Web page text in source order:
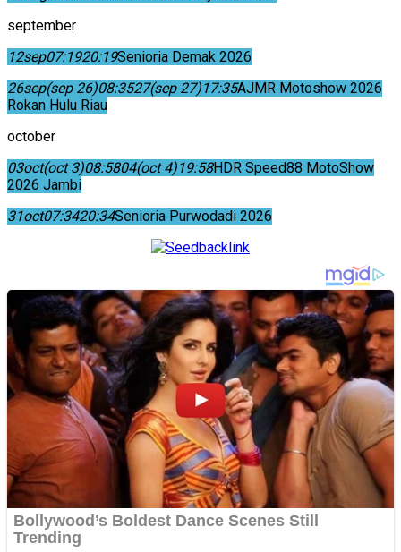
september
12sep07:1920:19Senioria Demak 2026
26sep(sep 26)08:3527(sep 27)17:35AJMR Motoshow 2026
Rokan Hulu Riau
october
03oct(oct 3)08:5804(oct 4)19:58HDR Speed88 MotoShow
2026 Jambi
31oct07:3420:34Senioria Purwodadi 2026